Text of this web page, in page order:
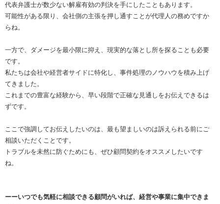
代表弁護士が数少ない解雇有効の判決を手にしたこともあります。
可能性がある限り、会社側の主張を押し通すことが代理人の務めですか
らね。
一方で、ダメージを最小限に抑え、現実的な落とし所を探ることも必要
です。
私たちは会社や経営者サイドに特化し、事件処理のノウハウを積み上げ
てきました。
これまでの豊富な経験から、早い段階で正確な見通しをお伝えできるは
ずです。
ここで強調してお伝えしたいのは、最も望ましいのは訴えられる前にご
相談いただくことです。
トラブルを未然に防ぐためにも、ぜひ顧問契約をオススメしたいです
ね。
ーーいつでも気軽に相談できる顧問がいれば、経営や事業に集中できま